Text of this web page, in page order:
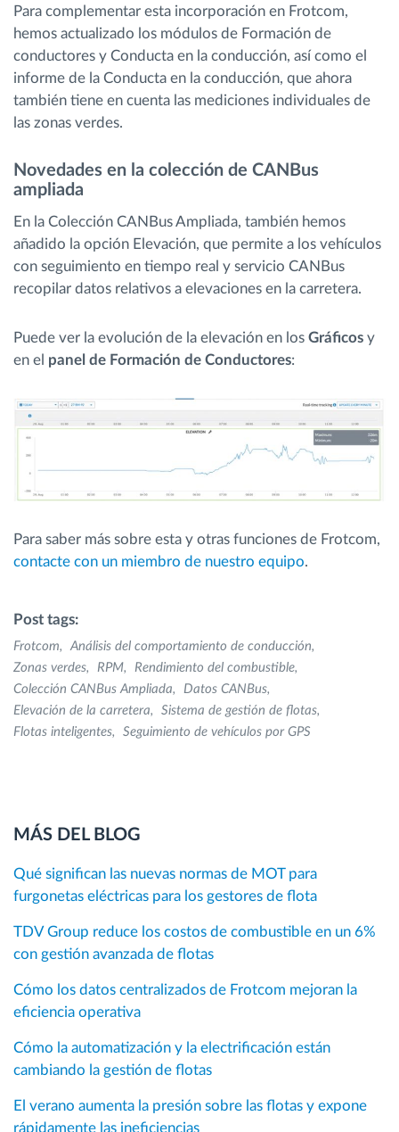
Para complementar esta incorporación en Frotcom,
hemos actualizado los módulos de Formación de
conductores y Conducta en la conducción, así como el
informe de la Conducta en la conducción, que ahora
también tiene en cuenta las mediciones individuales de
las zonas verdes.
Novedades en la colección de CANBus
ampliada
En la Colección CANBus Ampliada, también hemos
añadido la opción Elevación, que permite a los vehículos
con seguimiento en tiempo real y servicio CANBus
recopilar datos relativos a elevaciones en la carretera.
Puede ver la evolución de la elevación en los Gráficos y
en el panel de Formación de Conductores:
Para saber más sobre esta y otras funciones de Frotcom,
contacte con un miembro de nuestro equipo.
Post tags:
Frotcom
Análisis del comportamiento de conducción
Zonas verdes
RPM
Rendimiento del combustible
Colección CANBus Ampliada
Datos CANBus
Elevación de la carretera
Sistema de gestión de flotas
Flotas inteligentes
Seguimiento de vehículos por GPS
MÁS DEL BLOG
Qué significan las nuevas normas de MOT para
furgonetas eléctricas para los gestores de flota
TDV Group reduce los costos de combustible en un 6%
con gestión avanzada de flotas
Cómo los datos centralizados de Frotcom mejoran la
eficiencia operativa
Cómo la automatización y la electrificación están
cambiando la gestión de flotas
El verano aumenta la presión sobre las flotas y expone
rápidamente las ineficiencias